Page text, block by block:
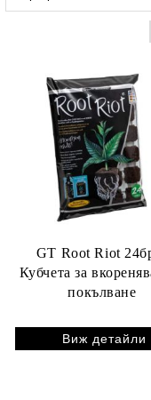
GT Root Riot
Кубчета за
покълване
Виж детайли